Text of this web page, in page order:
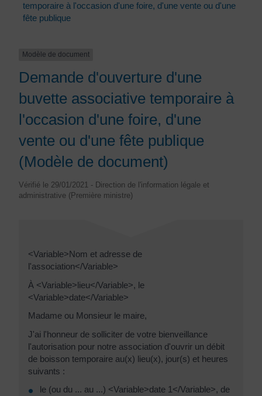
temporaire à l'occasion d'une foire, d'une vente ou d'une
fête publique
Modèle de document
Demande d'ouverture d'une
buvette associative temporaire à
l'occasion d'une foire, d'une
vente ou d'une fête publique
(Modèle de document)
Vérifié le 29/01/2021 - Direction de l'information légale et
administrative (Première ministre)
<Variable>Nom et adresse de
l'association</Variable>
À <Variable>lieu</Variable>, le
<Variable>date</Variable>
Madame ou Monsieur le maire,
J'ai l'honneur de solliciter de votre bienveillance
l'autorisation pour notre association d'ouvrir un débit
de boisson temporaire au(x) lieu(x), jour(s) et heures
suivants :
le (ou du ... au ...) <Variable>date 1</Variable>, de